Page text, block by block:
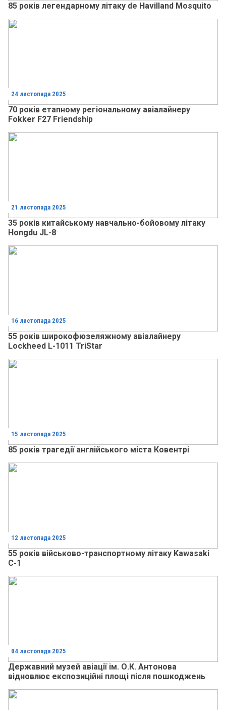
85 років легендарному літаку de Havilland Mosquito
24 листопада 2025
70 років етапному регіональному авіалайнеру
Fokker F27 Friendship
21 листопада 2025
35 років китайському навчально-бойовому літаку
Hongdu JL-8
16 листопада 2025
55 років широкофюзеляжному авіалайнеру
Lockheed L-1011 TriStar
15 листопада 2025
85 років трагедії англійського міста Ковентрі
12 листопада 2025
55 років військово-транспортному літаку Kawasaki
C-1
04 листопада 2025
Державний музей авіації ім. О.К. Антонова
відновлює експозиційні площі після пошкоджень